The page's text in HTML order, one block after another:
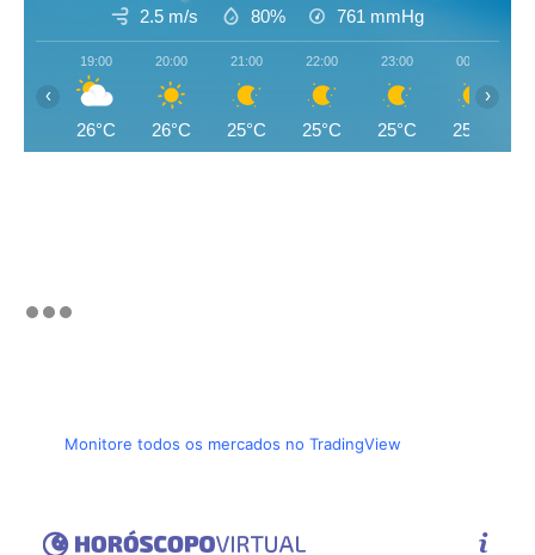
2.5 m/s 80% 761 mmHg
19:00
26°C
20:00
26°C
21:00
25°C
22:00
25°C
23:00
25°C
00:00
25°C
‹ ›
Monitore todos os mercados no TradingView